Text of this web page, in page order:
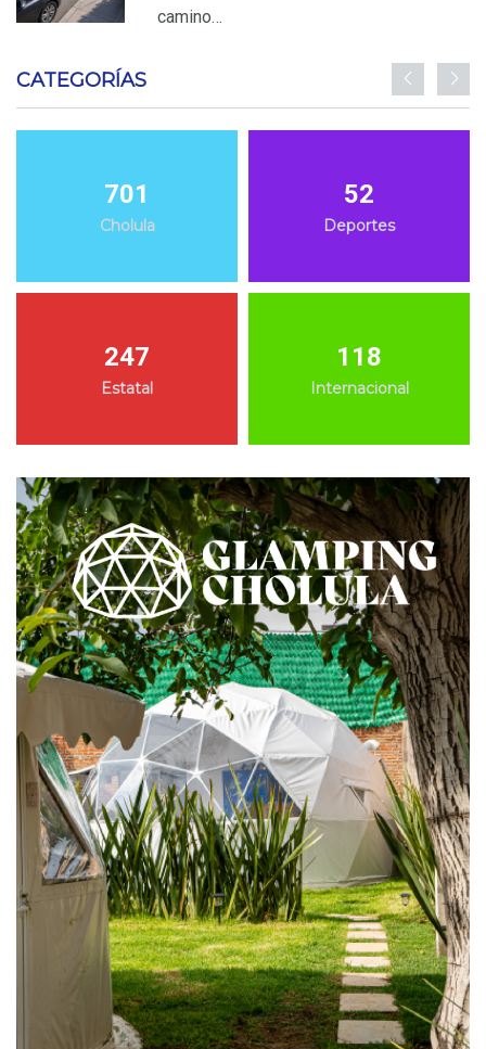
camino…
CATEGORÍAS
701
Cholula
52
Deportes
247
Estatal
118
Internacional